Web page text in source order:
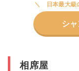
日本最大級
シ
相席屋